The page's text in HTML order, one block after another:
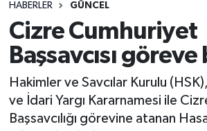
HABERLER GÜNCEL
Cizre Cumhuriyet
Başsavcısı göreve
Hakimler ve Savcılar Kurulu
ve İdari Yargı Kararnamesi ile
Başsavcılığı görevine atanan
Ekonomi
Şırnak
Sağlık
Şirnak Namaz Vakitleri
Şırnak Trafik Yoğunluk Haritası
Süper Lig Puan Durumu ve
Tüm Manşetler